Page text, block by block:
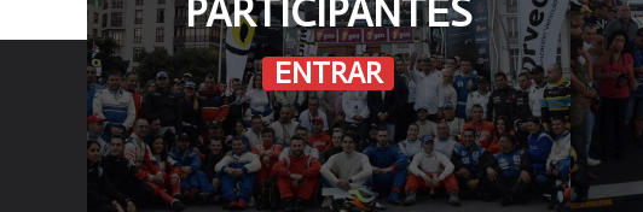
PARTICIPANTES
ENTRAR